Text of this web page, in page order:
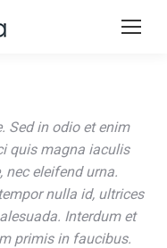
Sed in odio et enim
quis magna iaculis
nec eleifend urna.
nulla id, ultrices
Interdum et
primis in faucibus.